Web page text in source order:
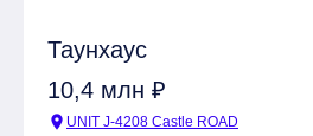
Таунхаус
10,4 млн ₽
location_on UNIT J-4208 Castle ROAD